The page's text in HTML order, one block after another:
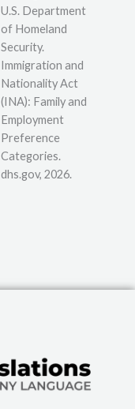
U.S. Department
of Homeland
Security.
Immigration and
Nationality Act
(INA): Family and
Employment
Preference
Categories.
dhs.gov, 2026.